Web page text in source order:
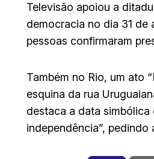
Televisão apoiou a
democracia no dia 31 de
pessoas confirmaram
Também no Rio, um ato
esquina da rua
destaca a data
independência”,